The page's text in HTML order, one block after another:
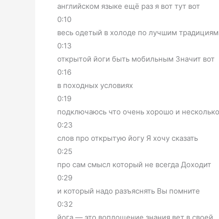
английском языке ещё раз я вот тут вот
0:10
весь одетый в холоде по лучшим традициям
0:13
открытой йоги быть мобильным Значит вот
0:16
в походных условиях
0:19
подключаюсь что очень хорошо и несколько
0:23
слов про открытую йогу Я хочу сказать
0:25
про сам смысл который не всегда Доходит
0:29
и который надо разъяснять Вы помните
0:32